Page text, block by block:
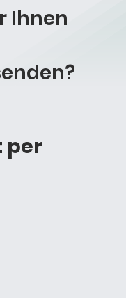
Ihnen
per